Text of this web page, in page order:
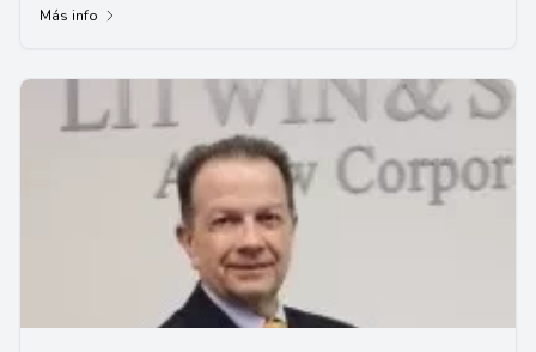
Más info